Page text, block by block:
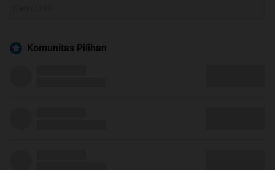
Komunitas Pilihan